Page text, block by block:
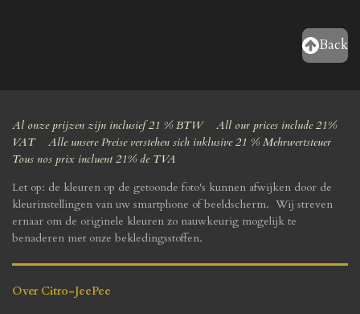
Back
Al onze prijzen zijn inclusief 21 % BTW All our prices include 21%
VAT Alle unsere Preise verstehen sich inklusive 21 % Mehrwertsteuer
Tous nos prix incluent 21% de TVA
Let op: de kleuren op de getoonde foto's kunnen afwijken door de
kleurinstellingen van uw smartphone of beeldscherm. Wij streven
ernaar om de originele kleuren zo nauwkeurig mogelijk te
benaderen met onze bekledingsstoffen.
Over Citro-JeePee